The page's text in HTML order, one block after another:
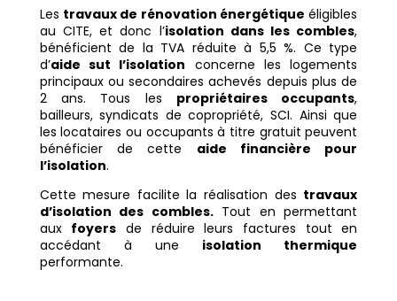
Les travaux de rénovation énergétique éligibles
au CITE, et donc l’isolation dans les combles,
bénéficient de la TVA réduite à 5,5 %. Ce type
d’aide sut l’isolation concerne les logements
principaux ou secondaires achevés depuis plus de
2 ans. Tous les propriétaires occupants,
bailleurs, syndicats de copropriété, SCI. Ainsi que
les locataires ou occupants à titre gratuit peuvent
bénéficier de cette aide financière pour
l’isolation.
Cette mesure facilite la réalisation des travaux
d’isolation des combles. Tout enpermettant
aux foyers de réduire leurs factures tout en
accédant à une isolation thermique
performante.